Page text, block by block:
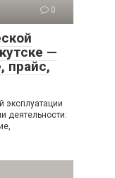
0
—
прайс,
эксплуатации
деятельности: